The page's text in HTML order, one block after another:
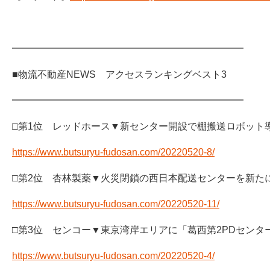
━━━━━━━━━━━━━━━━━━━━━━━━
■物流不動産NEWS アクセスランキングベスト3
━━━━━━━━━━━━━━━━━━━━━━━━
□第1位 レッドホース▼新センター開設で棚搬送ロボット
https://www.butsuryu-fudosan.com/20220520-8/
□第2位 杏林製薬▼火災閉鎖の西日本配送センターを新た
https://www.butsuryu-fudosan.com/20220520-11/
□第3位 センコー▼東京湾岸エリアに「葛西第2PDセンタ
https://www.butsuryu-fudosan.com/20220520-4/